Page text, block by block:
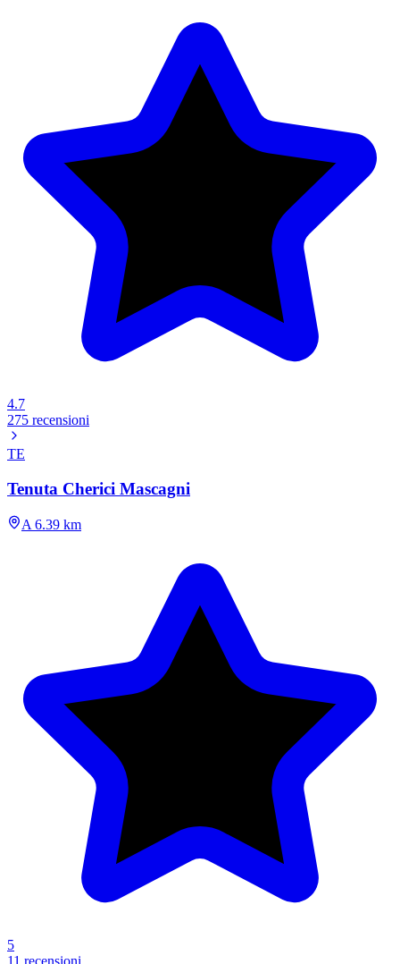
4.7
275 recensioni
TE
Tenuta Cherici Mascagni
A 6.39 km
5